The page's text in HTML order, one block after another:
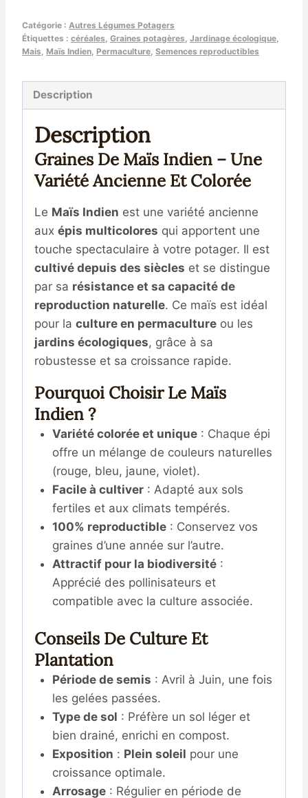
et
Reproductible
Catégorie : Autres Légumes Potagers
Étiquettes : céréales Graines potagères Jardinage écologique
Mais Maïs Indien Permaculture Semences reproductibles
Description
Description
Graines De Maïs Indien – Une
Variété Ancienne Et Colorée
Le Maïs Indien est une variété ancienne
aux épis multicolores qui apportent une
touche spectaculaire à votre potager. Il est
cultivé depuis des siècles et se distingue
par sa résistance et sa capacité de
reproduction naturelle. Ce maïs est idéal
pour la culture en permaculture ou les
jardins écologiques, grâce à sa
robustesse et sa croissance rapide.
Pourquoi Choisir Le Maïs
Indien ?
Variété colorée et unique: Chaque épi
offre un mélange de couleurs naturelles
(rouge, bleu, jaune, violet).
Facile à cultiver: Adapté aux sols
fertiles et aux climats tempérés.
100% reproductible: Conservez vos
graines d’une année sur l’autre.
Attractif pour la biodiversité:
Apprécié des pollinisateurs et
compatible avec la culture associée.
Conseils De Culture Et
Plantation
Période de semis : Avril à Juin, une fois
les gelées passées.
Type de sol : Préfère un sol léger et
bien drainé, enrichi en compost.
Exposition : Plein soleil pour une
croissance optimale.
Arrosage: Régulier en période de